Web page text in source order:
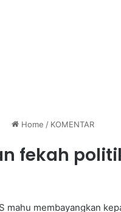
Home / KOMENTAR
fekah
mahu membayangkan